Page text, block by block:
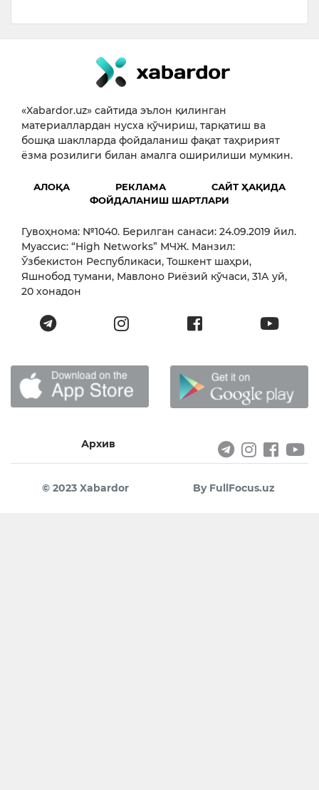
«Xabardor.uz» сайтида эълон қилинган
материаллардан нусха кўчириш, тарқатиш ва
бошқа шаклларда фойдаланиш фақат таҳририят
ёзма розилиги билан амалга оширилиши мумкин.
АЛОҚА РЕКЛАМА
САЙТ ҲАҚИДА
ФОЙДАЛАНИШ ШАРТЛАРИ
Гувоҳнома: №1040. Берилган санаси: 24.09.2019 йил.
Муассис: “High Networks” МЧЖ. Манзил:
Ўзбекистон Республикаси, Тошкент шаҳри,
Яшнобод тумани, Мавлоно Риёзий кўчаси, 31А уй,
20 хонадон
Архив
© 2023 Xabardor By FullFocus.uz